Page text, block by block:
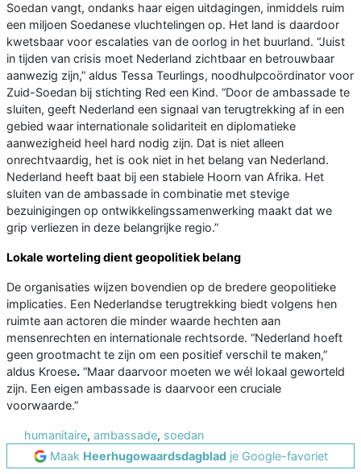
Soedan vangt, ondanks haar eigen uitdagingen, inmiddels ruim
een miljoen Soedanese vluchtelingen op. Het land is daardoor
kwetsbaar voor escalaties van de oorlog in het buurland. “Juist
in tijden van crisis moet Nederland zichtbaar en betrouwbaar
aanwezig zijn,” aldus Tessa Teurlings, noodhulpcoördinator voor
Zuid-Soedan bij stichting Red een Kind. “Door de ambassade te
sluiten, geeft Nederland een signaal van terugtrekking af in een
gebied waar internationale solidariteit en diplomatieke
aanwezigheid heel hard nodig zijn. Dat is niet alleen
onrechtvaardig, het is ook niet in het belang van Nederland.
Nederland heeft baat bij een stabiele Hoorn van Afrika. Het
sluiten van de ambassade in combinatie met stevige
bezuinigingen op ontwikkelingssamenwerking maakt dat we
grip verliezen in deze belangrijke regio.”
Lokale worteling dient geopolitiek belang
De organisaties wijzen bovendien op de bredere geopolitieke
implicaties. Een Nederlandse terugtrekking biedt volgens hen
ruimte aan actoren die minder waarde hechten aan
mensenrechten en internationale rechtsorde. “Nederland hoeft
geen grootmacht te zijn om een positief verschil te maken,”
aldus Kroese. “Maar daarvoor moeten we wél lokaal geworteld
zijn. Een eigen ambassade is daarvoor een cruciale
voorwaarde.”
humanitaire, ambassade, soedan
Maak Heerhugowaardsdagbladje Google-favoriet